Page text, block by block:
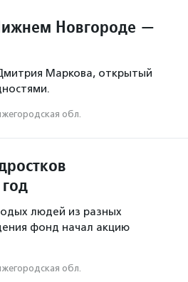
Новгороде —
Маркова, открытый
обл.
людей из разных
фонд начал акцию
обл.